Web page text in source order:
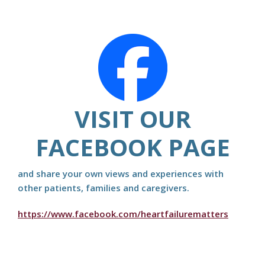
VISIT OUR
FACEBOOK PAGE
and share your own views and experiences with
other patients, families and caregivers.
https://www.facebook.com/heartfailurematters